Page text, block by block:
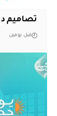
تصاميم
قبل يومين